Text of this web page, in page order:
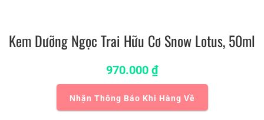
Kem Dưỡng Ngọc Trai Hữu Cơ Snow Lotus, 50ml
970.000 ₫
Nhận Thông Báo Khi Hàng Về